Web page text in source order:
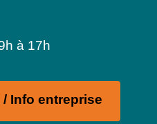
à 17h
Info entreprise